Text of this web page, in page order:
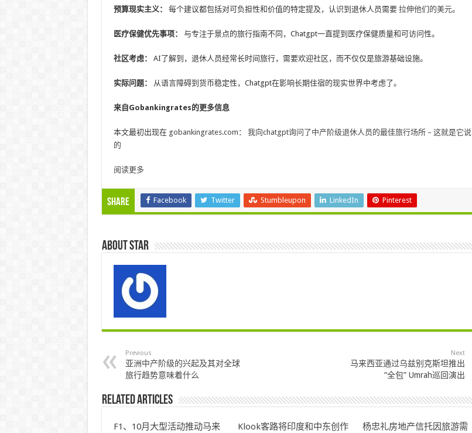
预算现实主义： 每个建议都包括对可负担性和价值的特定提及，认识到退休人员需要 拉伸他们的美元。
医疗保健优先事项： 与专注于景点的旅行指南不同，Chatgpt一直提到医疗保健质量和可访问性。
社区考虑： AI了解到，退休人员经常长时间旅行，需要欢迎社区，而不仅仅是旅游基础设施。
实际问题： 从语言障碍到货币稳定性，Chatgpt在影响长期住宿的现实世界中考虑了。
来自Gobankingrates的更多信息
本文最初出现在 gobankingrates.com ： 我向chatgpt询问了中产阶级退休人员的最佳旅行场所 – 这就是它说
的
阅读更多
Share Facebook Twitter Stumbleupon LinkedIn Pinterest
About star
Previous
亚洲中产阶级的兴起及其对全球
旅行趋势意味着什么
Next
马来西亚通过乌兹别克斯坦推出
“全包” Umrah巡回演出
Related Articles
F1、10月大型活动推动马来 Klook客路将印度和中东创作 杨忠礼房地产信托因旅游需